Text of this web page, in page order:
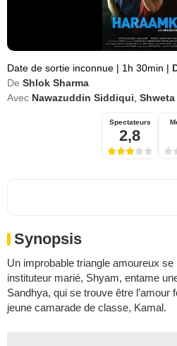
Date de sortie inconnue | 1h 30min |
De Shlok Sharma
Avec Nawazuddin Siddiqui
Spectateurs
2,8
Synopsis
Un improbable triangle amoureux se
instituteur marié, Shyam, entame
Sandhya, qui se trouve être l’amour
jeune camarade de classe, Kamal.